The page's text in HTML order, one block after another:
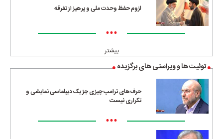
لزوم حفظ وحدت ملی و پرهیز از تفرقه
•••
بیشتر
توئیت ها و ویراستی های برگزیده
حرف‌های ترامپ چیزی جز یک دیپلماسی نمایشی و
تکراری نیست
•••